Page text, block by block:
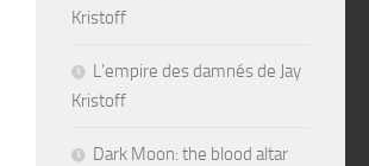
Kristoff
L’empire des damnés de Jay
Kristoff
Dark Moon: the blood altar